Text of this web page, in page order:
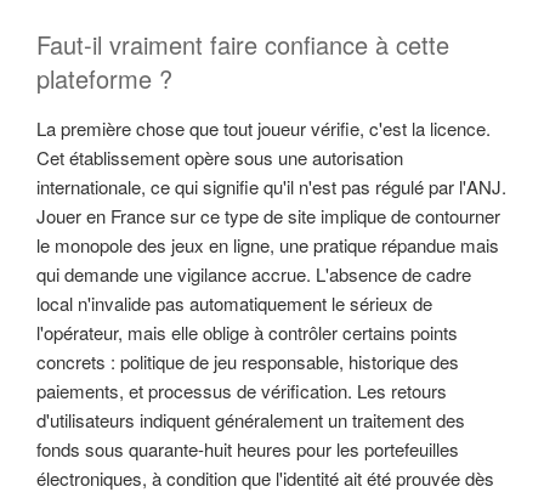
Faut-il vraiment faire confiance à cette
plateforme ?
La première chose que tout joueur vérifie, c'est la licence.
Cet établissement opère sous une autorisation
internationale, ce qui signifie qu'il n'est pas régulé par l'ANJ.
Jouer en France sur ce type de site implique de contourner
le monopole des jeux en ligne, une pratique répandue mais
qui demande une vigilance accrue. L'absence de cadre
local n'invalide pas automatiquement le sérieux de
l'opérateur, mais elle oblige à contrôler certains points
concrets : politique de jeu responsable, historique des
paiements, et processus de vérification. Les retours
d'utilisateurs indiquent généralement un traitement des
fonds sous quarante-huit heures pour les portefeuilles
électroniques, à condition que l'identité ait été prouvée dès